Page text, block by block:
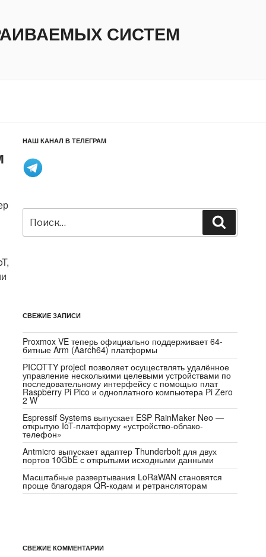
СИСТЕМ
НАШ КАНАЛ В ТЕЛЕГРАМ
Искать:
СВЕЖИЕ ЗАПИСИ
Proxmox VE теперь официально поддерживает 64-
битные Arm (Aarch64) платформы
PICOTTY project позволяет осуществлять удалённое
управление несколькими целевыми устройствами по
последовательному интерфейсу с помощью плат
Raspberry Pi Pico и одноплатного компьютера Pi Zero
2 W
Espressif Systems выпускает ESP RainMaker Neo —
открытую IoT-платформу «устройство-облако-
телефон»
Antmicro выпускает адаптер Thunderbolt для двух
портов 10GbE с открытыми исходными данными
Масштабные развертывания LoRaWAN становятся
проще благодаря QR-кодам и ретрансляторам
СВЕЖИЕ КОММЕНТАРИИ